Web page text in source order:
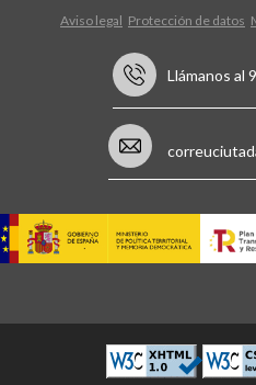
Aviso legal Protección de datos
Llámanos al